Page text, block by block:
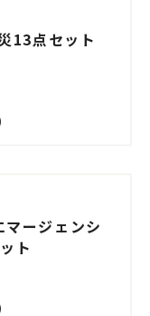
13点セット
ージェンシ
ト